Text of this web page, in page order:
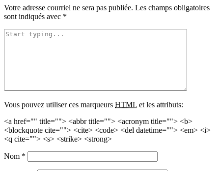
Votre adresse courriel ne sera pas publiée. Les champs obligatoires
sont indiqués avec *
Vous pouvez utiliser ces marqueurs HTML et les attributs:
<a href="" title=""> <abbr title=""> <acronym title=""> <b>
<blockquote cite=""> <cite> <code> <del datetime=""> <em> <i>
<q cite=""> <s> <strike> <strong>
Nom *